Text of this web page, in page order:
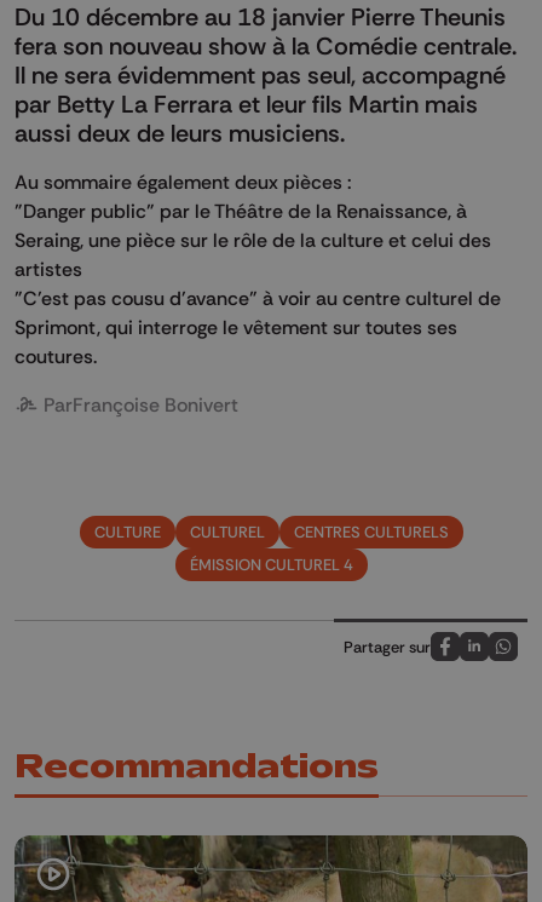
Du 10 décembre au 18 janvier Pierre Theunis
fera son nouveau show à la Comédie centrale.
Il ne sera évidemment pas seul, accompagné
par Betty La Ferrara et leur fils Martin mais
aussi deux de leurs musiciens.
Au sommaire également deux pièces :
"Danger public" par le Théâtre de la Renaissance, à
Seraing, une pièce sur le rôle de la culture et celui des
artistes
"C'est pas cousu d'avance" à voir au centre culturel de
Sprimont, qui interroge le vêtement sur toutes ses
coutures.
ParFrançoise Bonivert
CULTURE CULTUREL
CENTRES CULTURELS
ÉMISSION CULTUREL 4
Partager sur
Partagez sur
Partagez
Recommandations